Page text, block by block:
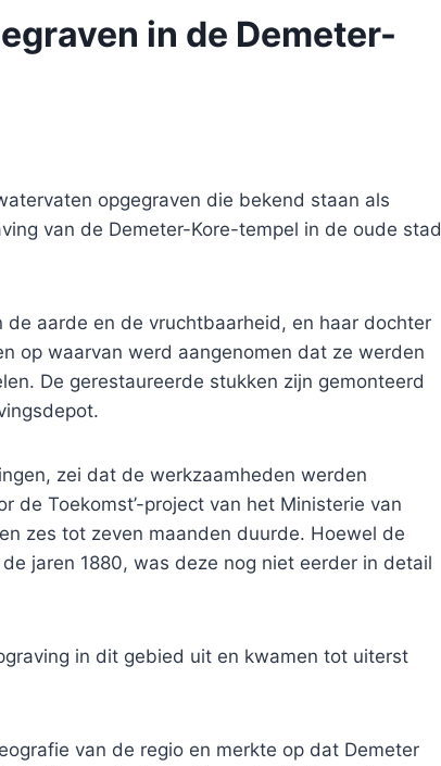
in de Demeter-
opgegraven die bekend staan ​​als
van de Demeter-Kore-tempel in de oude stad
aarde en de vruchtbaarheid, en haar dochter
op waarvan werd aangenomen dat ze werden
De gerestaureerde stukken zijn gemonteerd
zei dat de werkzaamheden werden
de Toekomst’-project van het Ministerie van
zes tot zeven maanden duurde. Hoewel de
jaren 1880, was deze nog niet eerder in detail
in dit gebied uit en kwamen tot uiterst
van de regio en merkte op dat Demeter